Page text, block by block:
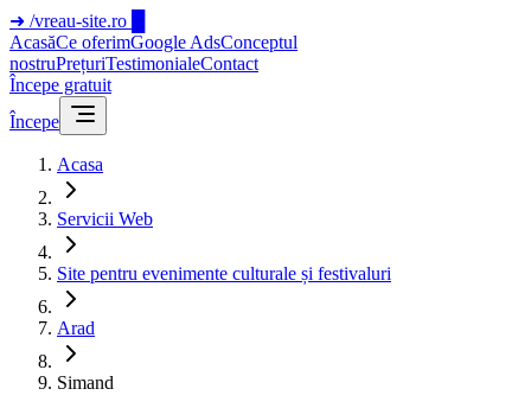
➜ /vreau-site.ro
AcasăCe oferimGoogle AdsConceptul
nostruPrețuriTestimonialeContact
Începe gratuit
Începe
Acasa
Servicii Web
Site pentru evenimente culturale și festivaluri
Arad
Simand